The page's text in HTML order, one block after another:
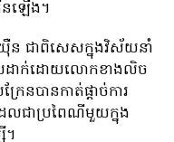
នឡើង។
យ៉ឺន ជា​ពិសេស​ក្នុង​វិស័យ​នាំ
ដាក់ដោយលោកខាងលិច
ែនបានកាត់ផ្តាច់ការ
ែលជាប្រពៃណីមួយក្នុង
។